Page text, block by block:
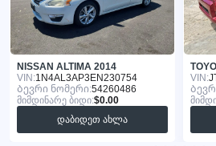
NISSAN ALTIMA 2014
VIN:1N4AL3AP3EN230754
Ბევრი ნომერი:54260486
მიმდინარე ბიდი:$0.00
დაბიდეთ ახლა
VIN: